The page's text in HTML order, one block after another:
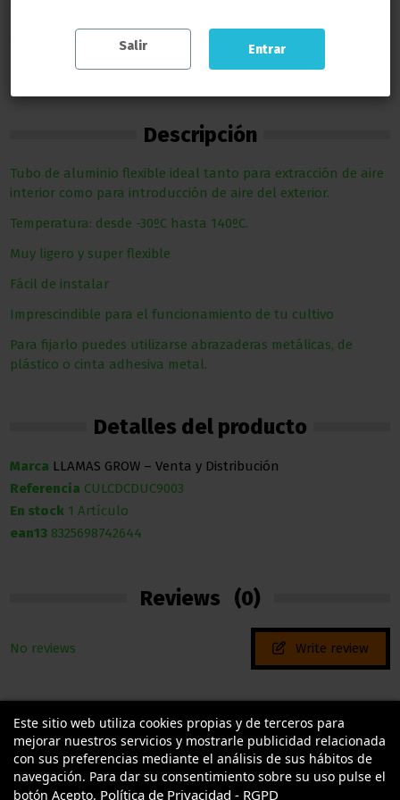
Descripción
Tubo de aluminio flexible ideal tanto para extracción de aire
interior como para introducción de aire del exterior.
Temperatura: desde -30ºC hasta 140ºC.
Muy ligero y super flexible
Fácil de instalar
Imprescindible para el funcionamiento de tu cultivo
Para fijarlo puedes utilizarse abrazaderas metálicas, de
plástico o cinta adhesiva metal.
Detalles del producto
Marca LLAMAS GROW – Venta y Distribución
Referencia CULCDCDUC9003
En stock 1 Artículo
ean13 8325698742644
Reviews (0)
No reviews Write review
Salir Entrar
Este sitio web utiliza cookies propias y de terceros para
mejorar nuestros servicios y mostrarle publicidad relacionada
con sus preferencias mediante el análisis de sus hábitos de
navegación. Para dar su consentimiento sobre su uso pulse el
botón Acepto. Política de Privacidad - RGPD